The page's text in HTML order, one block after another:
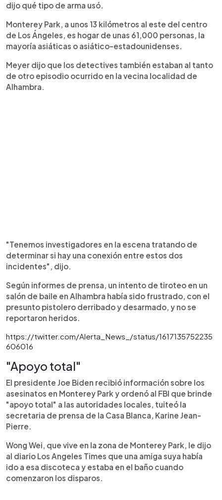
dijo qué tipo de arma usó.
Monterey Park, a unos 13 kilómetros al este del centro
de Los Ángeles, es hogar de unas 61,000 personas, la
mayoría asiáticas o asiático-estadounidenses.
Meyer dijo que los detectives también estaban al tanto
de otro episodio ocurrido en la vecina localidad de
Alhambra.
"Tenemos investigadores en la escena tratando de
determinar si hay una conexión entre estos dos
incidentes", dijo.
Según informes de prensa, un intento de tiroteo en un
salón de baile en Alhambra había sido frustrado, con el
presunto pistolero derribado y desarmado, y no se
reportaron heridos.
https://twitter.com/Alerta_News_/status/1617135752235
606016
"Apoyo total"
El presidente Joe Biden recibió información sobre los
asesinatos en Monterey Park y ordenó al FBI que brinde
"apoyo total" a las autoridades locales, tuiteó la
secretaria de prensa de la Casa Blanca, Karine Jean-
Pierre.
Wong Wei, que vive en la zona de Monterey Park, le dijo
al diario Los Angeles Times que una amiga suya había
ido a esa discoteca y estaba en el baño cuando
comenzaron los disparos.